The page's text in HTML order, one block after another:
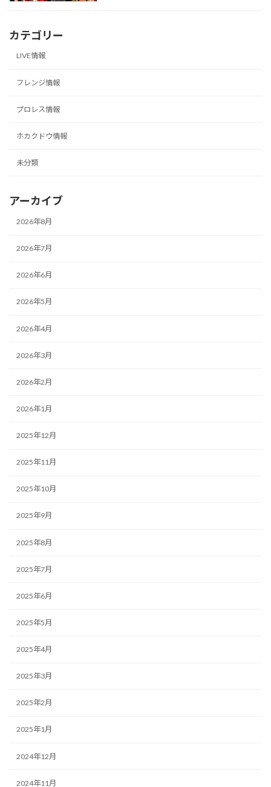
カテゴリー
LIVE情報
フレンジ情報
プロレス情報
ホカクドウ情報
未分類
アーカイブ
2026年8月
2026年7月
2026年6月
2026年5月
2026年4月
2026年3月
2026年2月
2026年1月
2025年12月
2025年11月
2025年10月
2025年9月
2025年8月
2025年7月
2025年6月
2025年5月
2025年4月
2025年3月
2025年2月
2025年1月
2024年12月
2024年11月